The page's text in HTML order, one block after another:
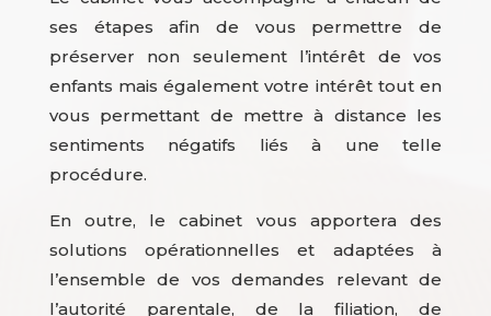
ses étapes afin de vous permettre de
préserver non seulement l’intérêt de vos
enfants mais également votre intérêt tout en
vous permettant de mettre à distance les
sentiments négatifs liés à une telle
procédure.
En outre, le cabinet vous apportera des
solutions opérationnelles et adaptées à
l’ensemble de vos demandes relevant de
l’autorité parentale, de la filiation, de